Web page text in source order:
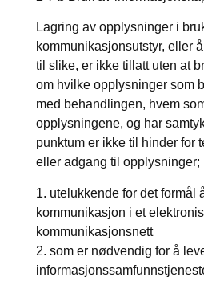
Lagring av opplysninger i
kommunikasjonsutstyr, eller
til slike, er ikke tillatt uten at
om hvilke opplysninger som
med behandlingen, hvem
opplysningene, og har
punktum er ikke til hinder for
eller adgang til opplysninger;
1. utelukkende for det formål
kommunikasjon i et
kommunikasjonsnett
2. som er nødvendig for å